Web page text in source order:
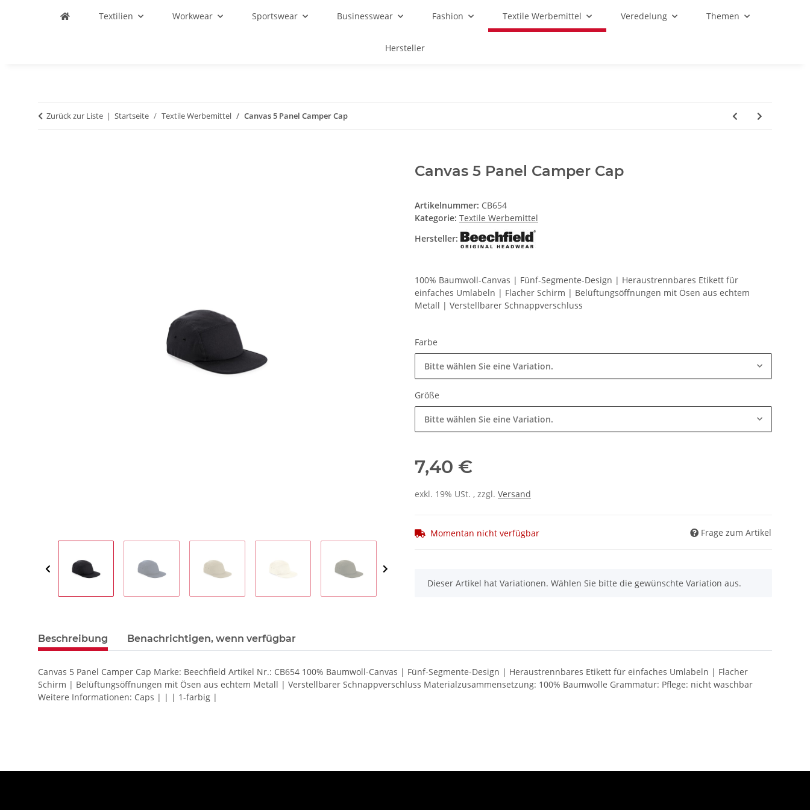
Textilien Workwear Sportswear Businesswear Fashion Textile Werbemittel Veredelung Themen
Hersteller
Zurück zur Liste Startseite Textile Werbemittel Canvas 5 Panel Camper Cap
Canvas 5 Panel Camper Cap
Artikelnummer: CB654
Kategorie: Textile Werbemittel
Hersteller:
100% Baumwoll-Canvas | Fünf-Segmente-Design | Heraustrennbares Etikett für
einfaches Umlabeln | Flacher Schirm | Belüftungsöffnungen mit Ösen aus echtem
Metall | Verstellbarer Schnappverschluss
Farbe
Bitte wählen Sie eine Variation.
Größe
Bitte wählen Sie eine Variation.
7,40 €
exkl. 19% USt. , zzgl. Versand
Momentan nicht verfügbar Frage zum Artikel
x
Dieser Artikel hat Variationen. Wählen Sie bitte die gewünschte Variation aus.
Beschreibung Benachrichtigen, wenn verfügbar
Canvas 5 Panel Camper Cap Marke: Beechfield Artikel Nr.: CB654 100% Baumwoll-Canvas | Fünf-Segmente-Design | Heraustrennbares Etikett für einfaches Umlabeln | Flacher
Schirm | Belüftungsöffnungen mit Ösen aus echtem Metall | Verstellbarer Schnappverschluss Materialzusammensetzung: 100% Baumwolle Grammatur: Pflege: nicht waschbar
Weitere Informationen: Caps | | | 1-farbig |